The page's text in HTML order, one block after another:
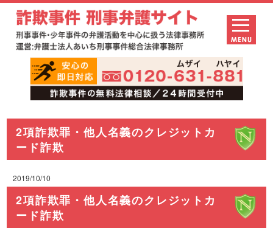
2項詐欺罪・他人名義のクレジットカ
ード詐欺
2019/10/10
2項詐欺罪・他人名義のクレジットカ
ード詐欺